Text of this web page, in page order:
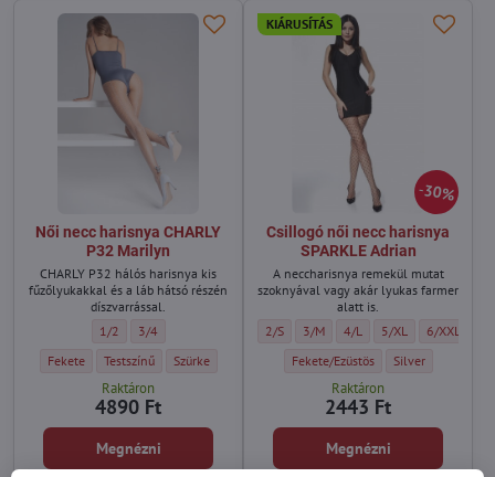
Női necc harisnya CHARLY
P32 Marilyn
CHARLY P32 hálós harisnya kis
fűzőlyukakkal és a láb hátsó részén
díszvarrással.
Női necc harisnya CHARLY P32 Marilyn - Méret:
1/2 Női necc harisnya CHARLY P32 Marilyn - Méret:
3/4
Női necc harisnya CHARLY P32 Marilyn - Szín:
Fekete Női necc harisnya CHARLY P32 Marilyn - Szín:
Testszínű Női necc harisnya CHARLY P32 Marilyn - Szín:
Szürke
Raktáron
4890 Ft
Megnézni
30%
KIÁRUSÍTÁS
Csillogó női necc harisnya
SPARKLE Adrian
A neccharisnya remekül mutat
szoknyával vagy akár lyukas farmer
alatt is.
Csillogó női necc harisnya SPARKLE
2/S Csillogó női necc harisnya
3/M Csillogó női necc harisnya
4/L Csillogó női necc
5/XL Csillogó női
6/XXL
Csillogó női necc harisnya SPARKLE
Fekete/Ezüstös Csillogó női necc
Silver
Raktáron
2443 Ft
Megnézni